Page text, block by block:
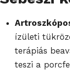
ízületi
terápiás
teszi a